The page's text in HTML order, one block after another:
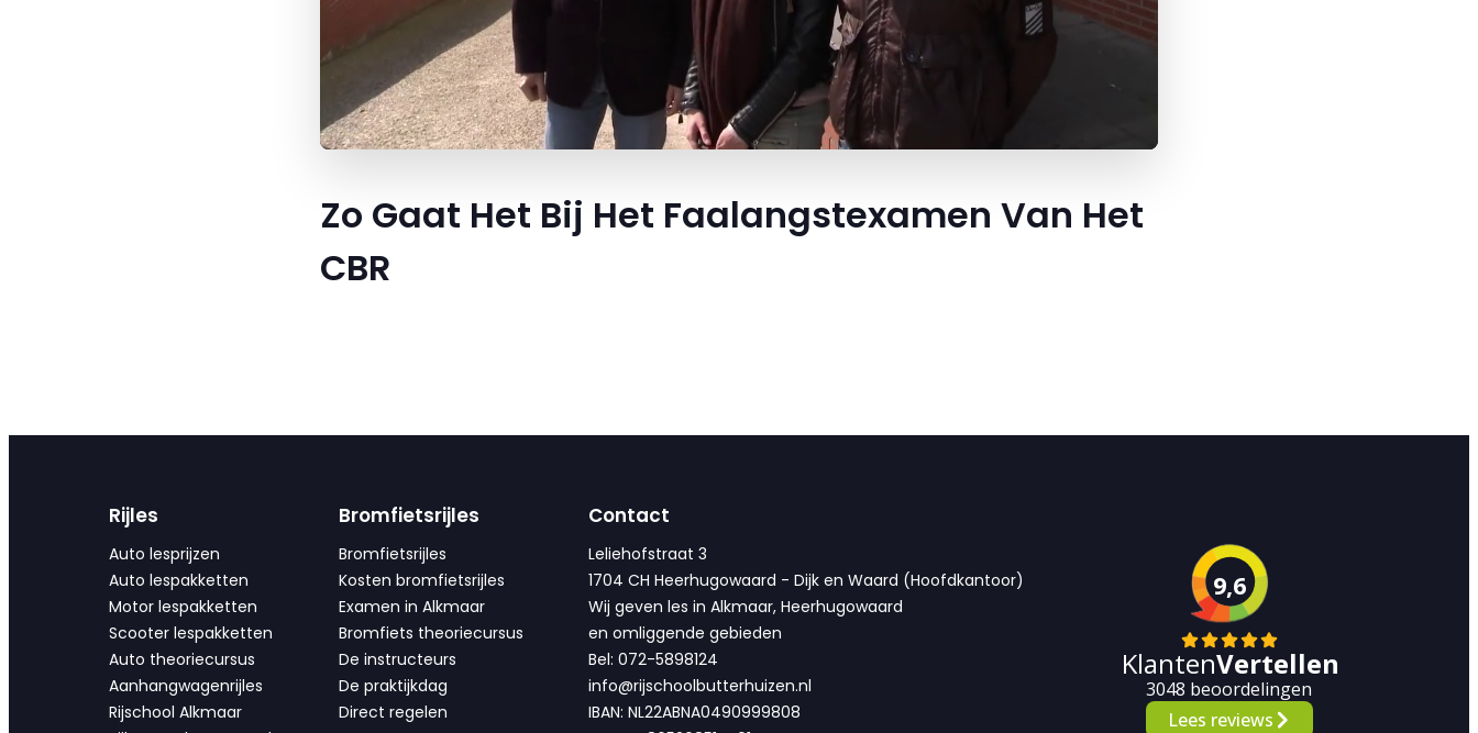
Zo Gaat Het Bij Het Faalangstexamen Van Het
CBR
Rijles
Auto lesprijzen
Auto lespakketten
Motor lespakketten
Scooter lespakketten
Auto theoriecursus
Aanhangwagenrijles
Rijschool Alkmaar
Bromfietsrijles
Bromfietsrijles
Kosten bromfietsrijles
Examen in Alkmaar
Bromfiets theoriecursus
De instructeurs
De praktijkdag
Direct regelen
Contact
Leliehofstraat 3
1704 CH Heerhugowaard - Dijk en Waard (Hoofdkantoor)
Wij geven les in Alkmaar, Heerhugowaard
en omliggende gebieden
Bel: 072-5898124
info@rijschoolbutterhuizen.nl
IBAN: NL22ABNA0490999808
9,6
KlantenVertellen
3048 beoordelingen
Lees reviews